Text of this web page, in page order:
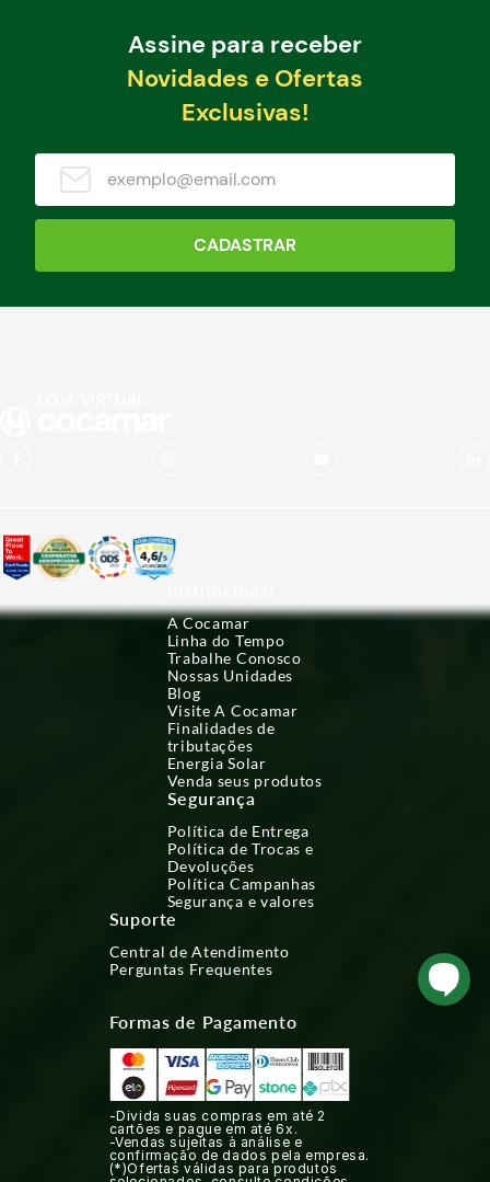
Assine para receber
Novidades e Ofertas
Exclusivas!
CADASTRAR
A Cocamar
Linha do Tempo
Trabalhe Conosco
Nossas Unidades
Blog
Visite A Cocamar
Finalidades de
tributações
Energia Solar
Venda seus produtos
Segurança
Política de Entrega
Política de Trocas e
Devoluções
Política Campanhas
Segurança e valores
Suporte
Central de Atendimento
Perguntas Frequentes
Formas de Pagamento
-Divida suas compras em até 2
cartões e pague em até 6x.
-Vendas sujeitas à análise e
confirmação de dados pela empresa.
(*)Ofertas válidas para produtos